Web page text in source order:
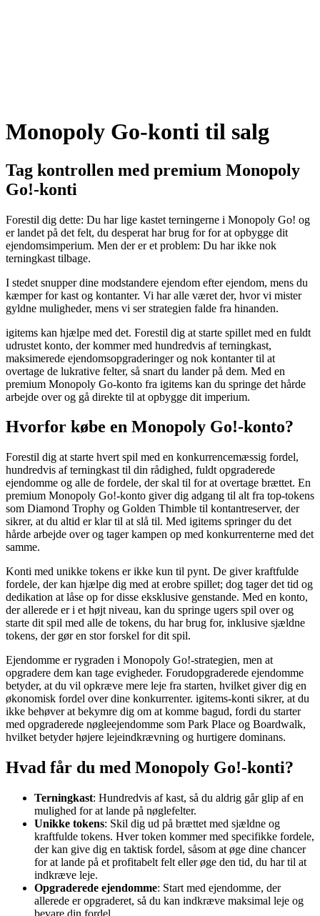
Monopoly Go-konti til salg
Tag kontrollen med premium Monopoly
Go!-konti
Forestil dig dette: Du har lige kastet terningerne i Monopoly Go! og
er landet på det felt, du desperat har brug for for at opbygge dit
ejendomsimperium. Men der er et problem: Du har ikke nok
terningkast tilbage.
I stedet snupper dine modstandere ejendom efter ejendom, mens du
kæmper for kast og kontanter. Vi har alle været der, hvor vi mister
gyldne muligheder, mens vi ser strategien falde fra hinanden.
igitems kan hjælpe med det. Forestil dig at starte spillet med en fuldt
udrustet konto, der kommer med hundredvis af terningkast,
maksimerede ejendomsopgraderinger og nok kontanter til at
overtage de lukrative felter, så snart du lander på dem. Med en
premium Monopoly Go-konto fra igitems kan du springe det hårde
arbejde over og gå direkte til at opbygge dit imperium.
Hvorfor købe en Monopoly Go!-konto?
Forestil dig at starte hvert spil med en konkurrencemæssig fordel,
hundredvis af terningkast til din rådighed, fuldt opgraderede
ejendomme og alle de fordele, der skal til for at overtage brættet. En
premium Monopoly Go!-konto giver dig adgang til alt fra top-tokens
som Diamond Trophy og Golden Thimble til kontantreserver, der
sikrer, at du altid er klar til at slå til. Med igitems springer du det
hårde arbejde over og tager kampen op med konkurrenterne med det
samme.
Konti med unikke tokens er ikke kun til pynt. De giver kraftfulde
fordele, der kan hjælpe dig med at erobre spillet; dog tager det tid og
dedikation at låse op for disse eksklusive genstande. Med en konto,
der allerede er i et højt niveau, kan du springe ugers spil over og
starte dit spil med alle de tokens, du har brug for, inklusive sjældne
tokens, der gør en stor forskel for dit spil.
Ejendomme er rygraden i Monopoly Go!-strategien, men at
opgradere dem kan tage evigheder. Forudopgraderede ejendomme
betyder, at du vil opkræve mere leje fra starten, hvilket giver dig en
økonomisk fordel over dine konkurrenter. igitems-konti sikrer, at du
ikke behøver at bekymre dig om at komme bagud, fordi du starter
med opgraderede nøgleejendomme som Park Place og Boardwalk,
hvilket betyder højere lejeindkrævning og hurtigere dominans.
Hvad får du med Monopoly Go!-konti?
Terningkast: Hundredvis af kast, så du aldrig går glip af en
mulighed for at lande på nøglefelter.
Unikke tokens: Skil dig ud på brættet med sjældne og
kraftfulde tokens. Hver token kommer med specifikke fordele,
der kan give dig en taktisk fordel, såsom at øge dine chancer
for at lande på et profitabelt felt eller øge den tid, du har til at
indkræve leje.
Opgraderede ejendomme: Start med ejendomme, der
allerede er opgraderet, så du kan indkræve maksimal leje og